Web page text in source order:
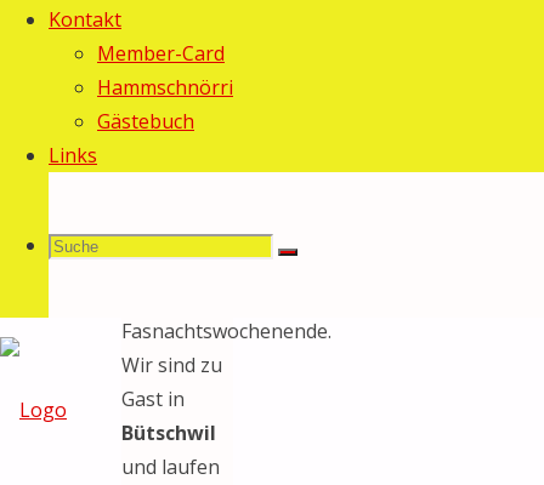
Kontakt
Member-Card
Hammschnörri
Gästebuch
Links
Suche
Suchen
Suche
Allgemein
/
Fasnacht
2020
geht es in
unser
Fasnachtswochenende.
Wir sind zu
Gast in
Bütschwil
und laufen